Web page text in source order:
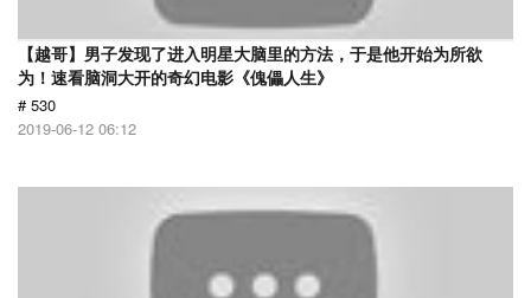
【越哥】男子发现了进入明星大脑里的方法，于是他开始为所欲
为！速看脑洞大开的奇幻电影《傀儡人生》
# 530
2019-06-12 06:12